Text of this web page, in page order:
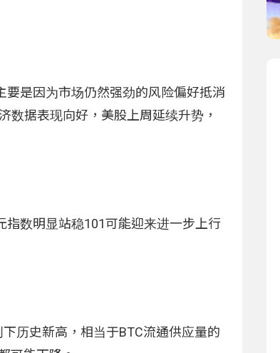
是因为市场仍然强劲的风险偏好抵消
数据表现向好，美股上周延续升势，
指数明显站稳101可能迎来进一步上行
历史新高，相当于BTC流通供应量的